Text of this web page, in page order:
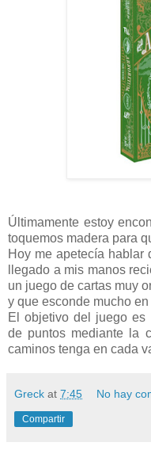
Últimamente estoy
toquemos madera para
Hoy me apetecía hablar
llegado a mis manos
un juego de cartas muy
y que esconde mucho
El objetivo del juego es
de puntos mediante la
caminos tenga en cada
Greck at 7:45 No hay
Compartir